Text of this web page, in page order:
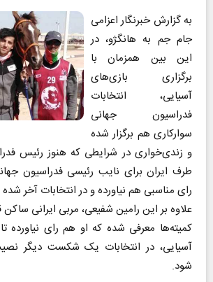
به گزارش خبرنگار اعزامی
جام جم به هانگژو، در
این بین همزمان با
برگزاری بازی‌های
آسیایی، انتخابات
فدراسیون جهانی
سوارکاری هم برگزار شده
و زندی‌خواری در شرایطی که هنوز رئیس
طرف ایران برای نایب رئیسی فدراسیون
رای مناسبی هم نیاورده و در انتخابات آخر
علاوه بر این رامین شفیعی، مربی ایرانی
کمیته‌ها معرفی شده که او هم رای نیاورده
آسیایی، در انتخابات یک شکست دیگر
شود.